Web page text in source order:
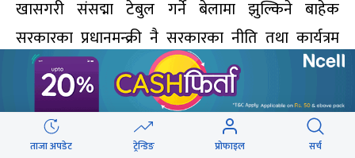
खासगरी संसद्मा टेबुल गर्ने बेलामा झुल्किने बाहेक
सरकारका प्रधानमन्क्री नै सरकारका नीति तथा कार्यत्रम
प्रस्तुति, छलफल र पारित गर्ने कार्यमा संलग्न भएनन् । संसद्मा
प्रधानमन्त्रीको उपस्थितिका लागि प्रतिपक्षहरूले निकै
जोडबल गर्दा पनि प्रधानमन्त्री संसद्मा देखा परेनन् । यसबाट
ताजा अपडेट ट्रेन्डिङ प्रोफाइल सर्च